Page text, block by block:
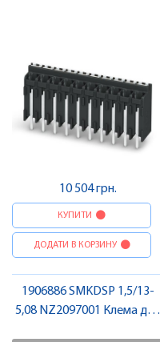
10 504 грн.
КУПИТИ
ДОДАТИ В КОРЗИНУ
1906886 SMKDSP 1,5/13-
5,08 NZ2097001 Клема для